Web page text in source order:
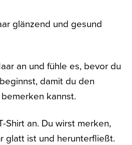
glänzend und gesund
an und fühle es, bevor du
damit du den
kannst.
Shirt an. Du wirst merken,
glatt ist und herunterfließt.